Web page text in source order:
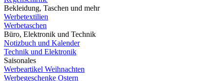
Bekleidung, Taschen und mehr
Werbetextilien
Werbetaschen
Büro, Elektronik und Technik
Notizbuch und Kalender
Technik und Elektronik
Saisonales
Werbeartikel Weihnachten
Werbegeschenke Ostern